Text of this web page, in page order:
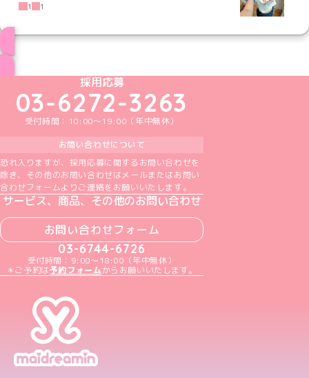
1
1
めいどりーみんTikTok公式アカウント
めいどりーみんX公式アカウント
めいどりーみんInstagram公式アカウント
めいどりーみんFacebook公式アカウン
めいどりーみんYouTube公式アカ
採用応募
03-6272-3263
受付時間：10:00～19:00（年中無休）
お問い合わせについて
恐れ入りますが、採用応募に関するお問い合わせを
除き、その他のお問い合わせはメールまたはお問い
合わせフォームよりご連絡をお願いいたします。
サービス、商品、その他のお問い合わせ
お問い合わせフォーム
03-6744-6726
受付時間：9:00～18:00（年中無休）
＊ご予約は予約フォームからお願いいたします。